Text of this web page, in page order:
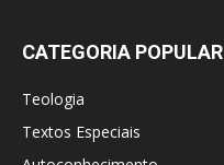
CATEGORIA POPULAR
Teologia
Textos Especiais